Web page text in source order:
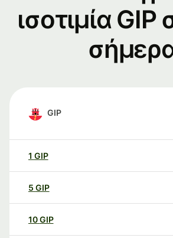
ισοτιμία GIP
GIP
1 GIP
5 GIP
10GIP